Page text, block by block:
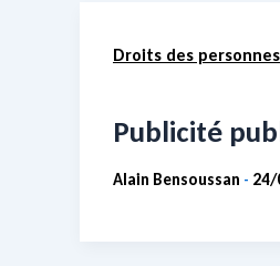
Droits des personnes
Publicité
Alain Bensoussan - 24/